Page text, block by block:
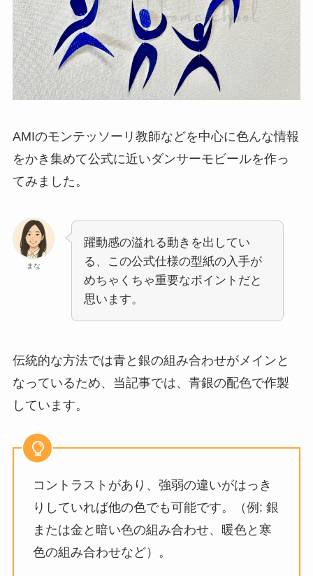
AMIのモンテッソーリ教師などを中心に色んな情報
をかき集めて公式に近いダンサーモビールを作っ
てみました。
まな
躍動感の溢れる動きを出してい
る、この公式仕様の型紙の入手が
めちゃくちゃ重要なポイントだと
思います。
伝統的な方法では青と銀の組み合わせがメインと
なっているため、当記事では、青銀の配色で作製
しています。
コントラストがあり、強弱の違いがはっき
りしていれば他の色でも可能です。（例: 銀
または金と暗い色の組み合わせ、暖色と寒
色の組み合わせなど）。